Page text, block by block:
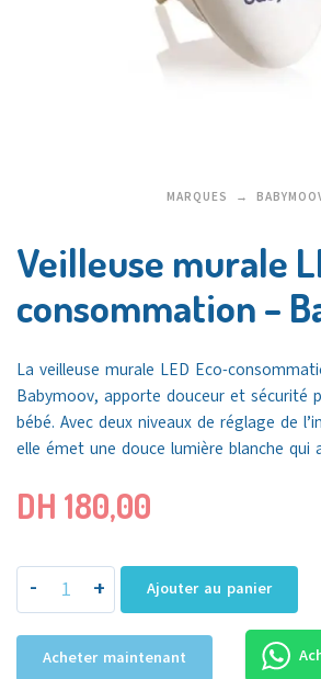
MARQUES
Veilleuse murale
consommation –
La veilleuse murale LED Eco-
Babymoov, apporte douceur et sécurité
bébé. Avec deux niveaux de réglage de
elle émet une douce lumière blanche qui
DH 180,00
- + Ajouter au panier
Acheter maintenant